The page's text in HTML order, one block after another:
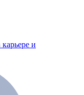
и